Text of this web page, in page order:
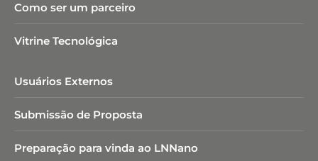
Como ser um parceiro
Vitrine Tecnológica
Usuários Externos
Submissão de Proposta
Preparação para vinda ao LNNano